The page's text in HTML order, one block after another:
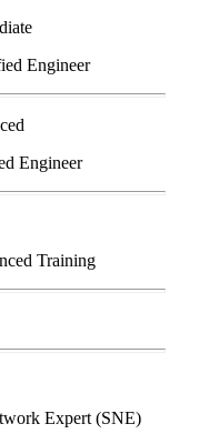
Engineer
Engineer
Training
Expert (SNE)